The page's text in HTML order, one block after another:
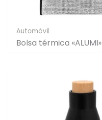
Automóvil
Bolsa térmica «ALUMI»